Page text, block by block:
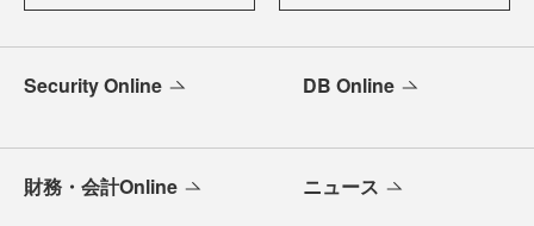
Security Online DB Online
財務・会計Online ニュース